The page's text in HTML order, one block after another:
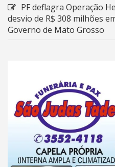
PF deflagra Operação
desvio de R$ 308 milhões
Governo de Mato Grosso